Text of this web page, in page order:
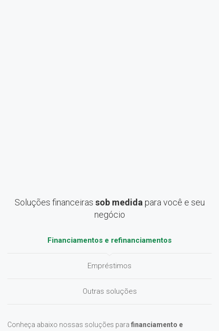
Soluções financeiras sob medida para você e seu
negócio
Financiamentos e refinanciamentos
Empréstimos
Outras soluções
Conheça abaixo nossas soluções para financiamento e